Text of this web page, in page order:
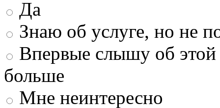
Да
Знаю об услуге, но не
Впервые слышу об этой
больше
Мне неинтересно